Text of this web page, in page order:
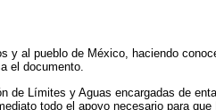
al pueblo de México, haciendo
el documento.
Límites y Aguas encargadas de
todo el apoyo necesario para